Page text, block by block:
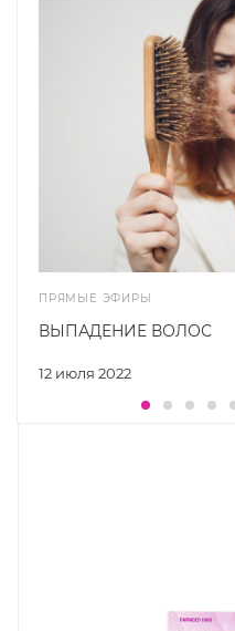
ПРЯМЫЕ ЭФИРЫ
12 июля 2022
ВЫПАДЕНИЕ ВОЛОС